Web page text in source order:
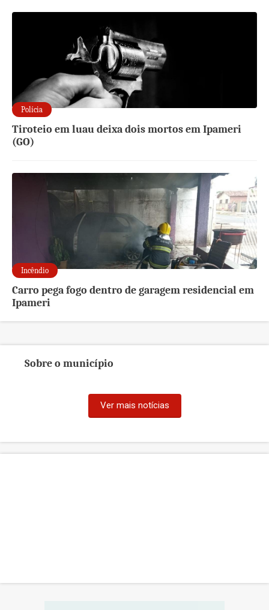
Polícia
Tiroteio em luau deixa dois mortos em Ipameri
(GO)
Incêndio
Carro pega fogo dentro de garagem residencial em
Ipameri
Sobre o município
Ver mais notícias